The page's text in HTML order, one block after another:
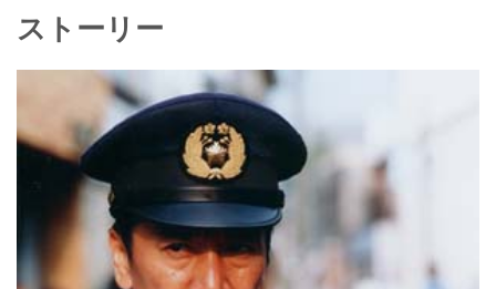
ストーリー